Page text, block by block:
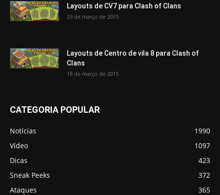
Layouts de CV7 para Clash of Clans
29 de março de 2015
Layouts de Centro de vila 8 para Clash of
Clans
18 de março de 2015
CATEGORIA POPULAR
Notícias
1990
Vídeo
1097
Dicas
423
Sneak Peeks
372
Ataques
365